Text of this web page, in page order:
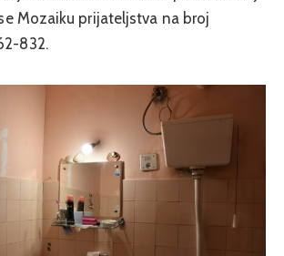
Mozaiku prijateljstva na broj
832.